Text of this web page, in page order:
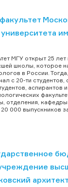
МГУ открыт 25 лет
школы, которое
в России.
с 20-ти студентов,
аспирантов и
отделения,
000 выпускников